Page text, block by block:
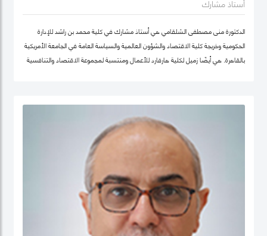
أستاذ مشارك
الدكتورة منى مصطفى الشلقامي هي أستاذ مشارك في كلية محمد بن راشد للإدارة
الحكومية وخريجة كلية الاقتصاد والشؤون العالمية والسياسة العامة في الجامعة الأمريكية
بالقاهرة. هي أيضًا زميل لكلية هارفارد للأعمال ومنتسبة لمجموعة الاقتصاد والتنافسية
وصناديق الثروة السيادية. نشرت أعمالها البحثية في دوريات علمية دولية في مجال الإدارة
والعلوم التطبيقية، مجلة الأعمال والاقتصاد؛ وجامعة كامبريدج. الدكتورة منى حاليًا عضو
في شبكة الخبراء الإقليمية التابعة لمنظمة الأغذية والزراعة ورئيستها ايضا. حصلت على
درجة الدكتوراه. من كلية الاقتصاد والعلوم السياسية بجامعة القاهرة، وشهادتي الماجستير
والبكالوريوس في الاقتصاد من الجامعة الأمريكية بالقاهرة.